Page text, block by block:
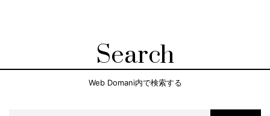
Search
Web Domani内で検索する